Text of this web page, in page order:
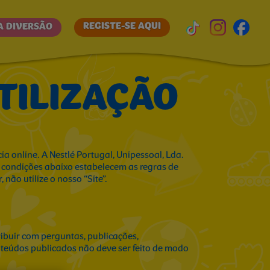
DIVERSÃO REGISTE-SE AQUI
online. A Nestlé Portugal, Unipessoal, Lda.
abaixo estabelecem as regras de
utilize o nosso “Site”.
com perguntas, publicações,
publicados não deve ser feito de modo